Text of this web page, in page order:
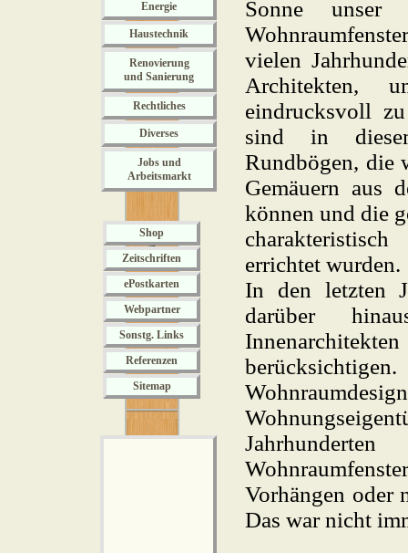
Energie
Haustechnik
Renovierung
und Sanierung
Rechtliches
Diverses
Jobs und
Arbeitsmarkt
Shop
Zeitschriften
ePostkarten
Webpartner
Sonstg. Links
Referenzen
Sitemap
Sonne
vielen
Architekten,
eindrucksvoll
sind in
Rundbögen, die
Gemäuern aus
können und die
errichtet wurden.
In den letzten
darüber
Vorhängen oder
Das war nicht